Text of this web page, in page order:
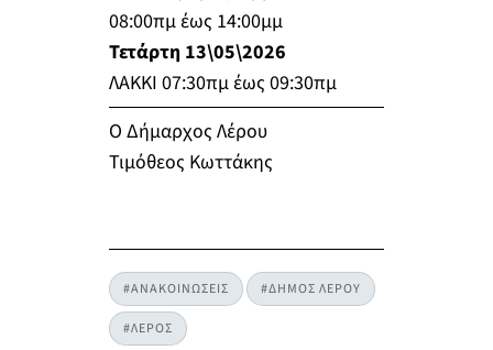
08:00πμ έως 14:00μμ
Τετάρτη 13\05\2026
ΛΑΚΚΙ 07:30πμ έως 09:30πμ
Ο Δήμαρχος Λέρου
Τιμόθεος Κωττάκης
#ΑΝΑΚΟΙΝΩΣΕΙΣ #ΔΗΜΟΣ ΛΕΡΟΥ
#ΛΕΡΟΣ